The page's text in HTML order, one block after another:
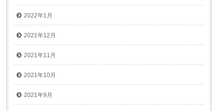
2022年1月
2021年12月
2021年11月
2021年10月
2021年9月